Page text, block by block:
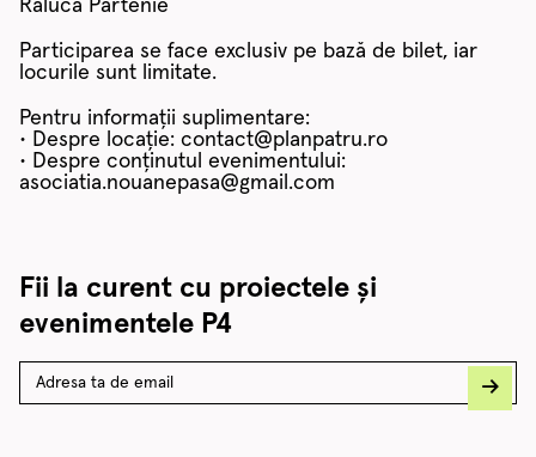
Raluca Partenie
Participarea se face exclusiv pe bază de bilet, iar
locurile sunt limitate.
Pentru informații suplimentare:
• Despre locație: contact@planpatru.ro
• Despre conținutul evenimentului:
asociatia.nouanepasa@gmail.com
Fii la curent cu proiectele și
evenimentele P4